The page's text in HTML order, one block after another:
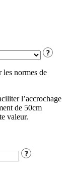
les normes de
l’accrochage
de 50cm
valeur.